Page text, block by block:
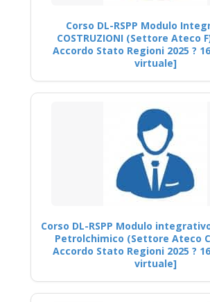
Corso DL-RSPP Modulo
COSTRUZIONI (Settore Ateco
Accordo Stato Regioni 2025 ?
virtuale]
Corso DL-RSPP Modulo
Petrolchimico (Settore Ateco
Accordo Stato Regioni 2025 ?
virtuale]